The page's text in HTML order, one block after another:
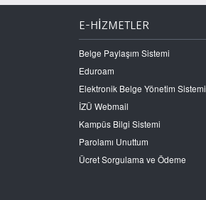
E-HİZMETLER
Belge Paylaşım Sistemi
Eduroam
Elektronik Belge Yönetim Sistemi
İZÜ Webmail
Kampüs Bilgi Sistemi
Parolamı Unuttum
Ücret Sorgulama ve Ödeme